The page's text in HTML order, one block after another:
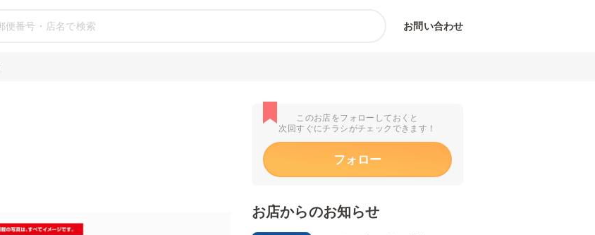
お問い合わせ
このお店をフォローしておくと
次回すぐにチラシがチェックできます！
フォロー
お店からのお知らせ